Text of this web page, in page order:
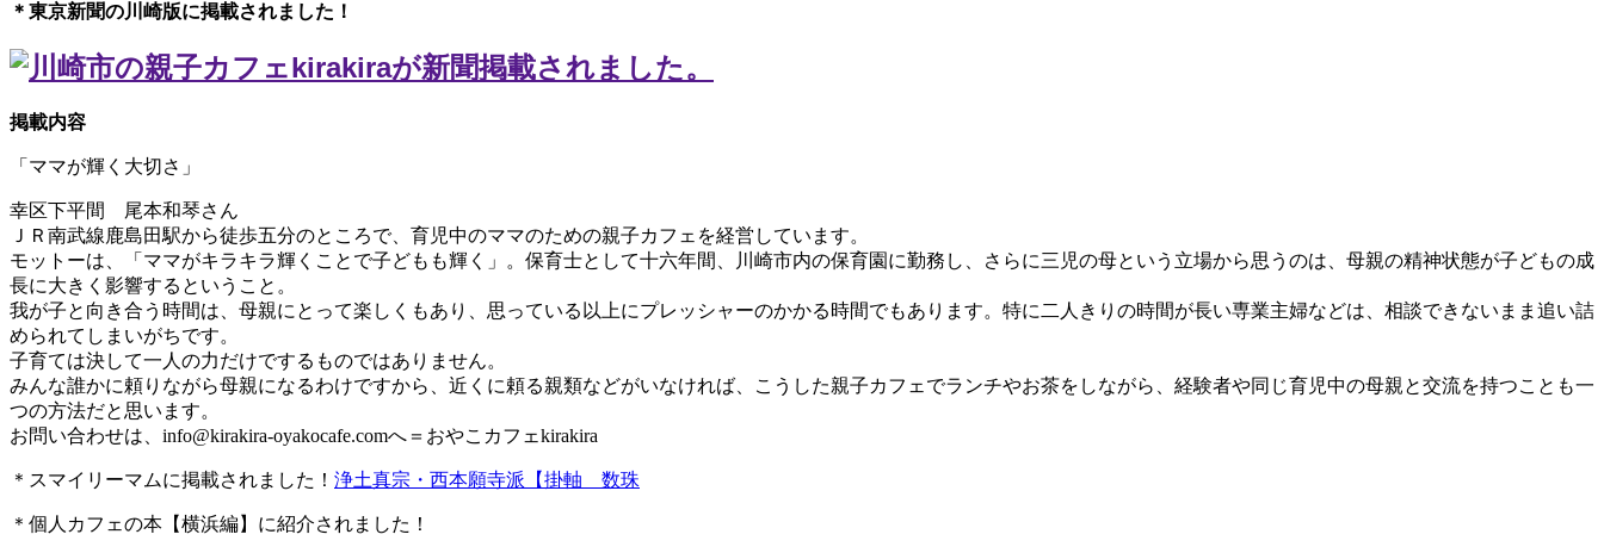
＊東京新聞の川崎版に掲載されました！
掲載内容
「ママが輝く大切さ」
幸区下平間 尾本和琴さん
ＪＲ南武線鹿島田駅から徒歩五分のところで、育児中のママのための親子カフェを経営しています。
モットーは、「ママがキラキラ輝くことで子どもも輝く」。保育士として十六年間、川崎市内の保育園に勤務し、さらに三児の母という立場から思うのは、母親の精神状態が子どもの成
長に大きく影響するということ。
我が子と向き合う時間は、母親にとって楽しくもあり、思っている以上にプレッシャーのかかる時間でもあります。特に二人きりの時間が長い専業主婦などは、相談できないまま追い詰
められてしまいがちです。
子育ては決して一人の力だけでするものではありません。
みんな誰かに頼りながら母親になるわけですから、近くに頼る親類などがいなければ、こうした親子カフェでランチやお茶をしながら、経験者や同じ育児中の母親と交流を持つことも一
つの方法だと思います。
お問い合わせは、 info@kirakira-oyakocafe.comへ＝おやこカフェkirakira
＊スマイリーマムに掲載されました！ 浄土真宗・西本願寺派【掛軸 数珠
＊個人カフェの本【横浜編】に紹介されました！